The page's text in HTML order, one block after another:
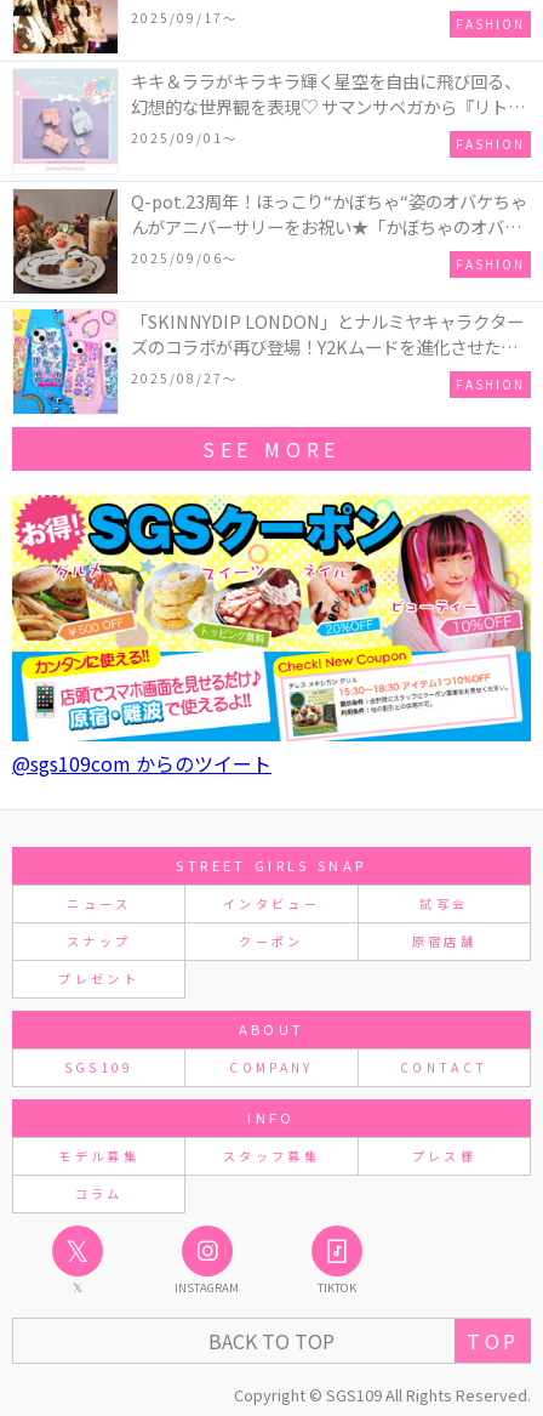
2025/09/17〜 FASHION
キキ＆ララがキラキラ輝く星空を自由に飛び回る、
幻想的な世界観を表現♡ サマンサベガから『リトル
ツインスターズ』50周年アニバーサリーイヤー』を
2025/09/01〜 FASHION
Q-pot.23周年！ほっこり“かぼちゃ“姿のオバケちゃ
んがアニバーサリーをお祝い★「かぼちゃのオバケ
ーキアクセサリー」が新発売！Q-pot CAFE.では
「かぼちゃのオバケーキプレート」も登場
2025/09/06〜 FASHION
「SKINNYDIP LONDON」とナルミヤキャラクター
ズのコラボが再び登場！Y2Kムードを進化させた新
作コレクションを発売♪
2025/08/27〜 FASHION
SEE MORE
@sgs109com からのツイート
STREET GIRLS SNAP
ニュース インタビュー 試写会
スナップ クーポン 原宿店舗
プレゼント
ABOUT
SGS109 COMPANY CONTACT
INFO
モデル募集 スタッフ募集 プレス様
コラム
𝕏
𝕏 INSTAGRAM TIKTOK
BACK TO TOP
Copyright © SGS109 All Rights Reserved.
TOP